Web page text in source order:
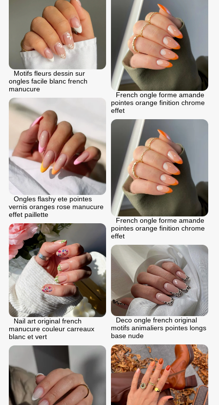
Motifs fleurs dessin sur
ongles facile blanc french
manucure
French ongle forme amande
pointes orange finition chrome
effet
Ongles flashy ete pointes
vernis oranges rose manucure
effet paillette
French ongle forme amande
pointes orange finition chrome
effet
Nail art original french
manucure couleur carreaux
blanc et vert
Deco ongle french original
motifs animaliers pointes longs
base nude